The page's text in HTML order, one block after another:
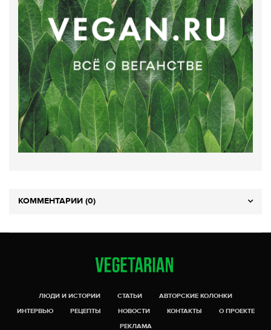
КОММЕНТАРИИ (0)
ЛЮДИ И ИСТОРИИ СТАТЬИ
АВТОРСКИЕ КОЛОНКИ
ИНТЕРВЬЮ
РЕЦЕПТЫ НОВОСТИ КОНТАКТЫ
О ПРОЕКТЕ
РЕКЛАМА